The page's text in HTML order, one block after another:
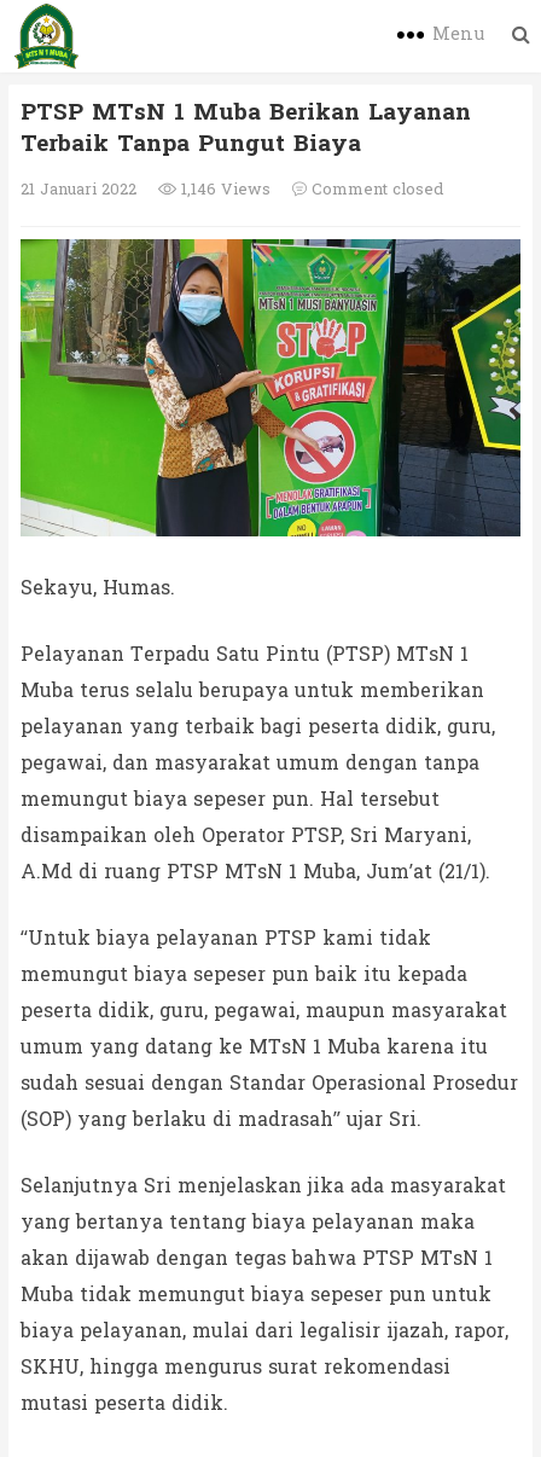
Menu
PTSP MTsN 1 Muba Berikan Layanan
Terbaik Tanpa Pungut Biaya
21 Januari 2022 1,146 Views Comment closed
Sekayu, Humas.
Pelayanan Terpadu Satu Pintu (PTSP) MTsN 1
Muba terus selalu berupaya untuk memberikan
pelayanan yang terbaik bagi peserta didik, guru,
pegawai, dan masyarakat umum dengan tanpa
memungut biaya sepeser pun. Hal tersebut
disampaikan oleh Operator PTSP, Sri Maryani,
A.Md di ruang PTSP MTsN 1 Muba, Jum’at (21/1).
“Untuk biaya pelayanan PTSP kami tidak
memungut biaya sepeser pun baik itu kepada
peserta didik, guru, pegawai, maupun masyarakat
umum yang datang ke MTsN 1 Muba karena itu
sudah sesuai dengan Standar Operasional Prosedur
(SOP) yang berlaku di madrasah” ujar Sri.
Selanjutnya Sri menjelaskan jika ada masyarakat
yang bertanya tentang biaya pelayanan maka
akan dijawab dengan tegas bahwa PTSP MTsN 1
Muba tidak memungut biaya sepeser pun untuk
biaya pelayanan, mulai dari legalisir ijazah, rapor,
SKHU, hingga mengurus surat rekomendasi
mutasi peserta didik.